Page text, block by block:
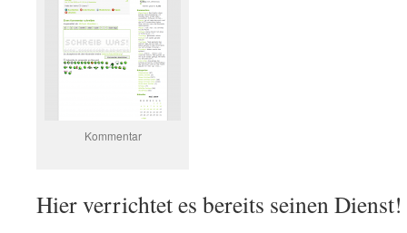
Kommentar
Hier verrichtet es bereits seinen